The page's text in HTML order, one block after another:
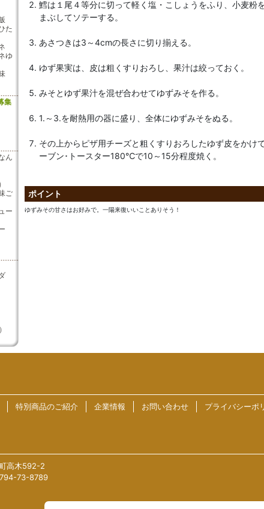
た
ゆ
集
ん
ご
ー
鱈は１尾４等分に切って軽く塩・こしょうをふり、小麦粉
まぶしてソテーする。
あさつきは3～4cmの長さに切り揃える。
ゆず果実は、皮は粗くすりおろし、果汁は絞っておく。
みそとゆず果汁を混ぜ合わせてゆずみそを作る。
1.～3.を耐熱用の器に盛り、全体にゆずみそをぬる。
その上からピザ用チーズと粗くすりおろしたゆず皮をかけ
ーブン･トースター180℃で10～15分程度焼く。
ポイント
ゆずみその甘さはお好みで。一陽来復いいことありそう！
特別商品のご紹介 企業情報 お問い合わせ プライバシーポ
高木592-2
73-8789